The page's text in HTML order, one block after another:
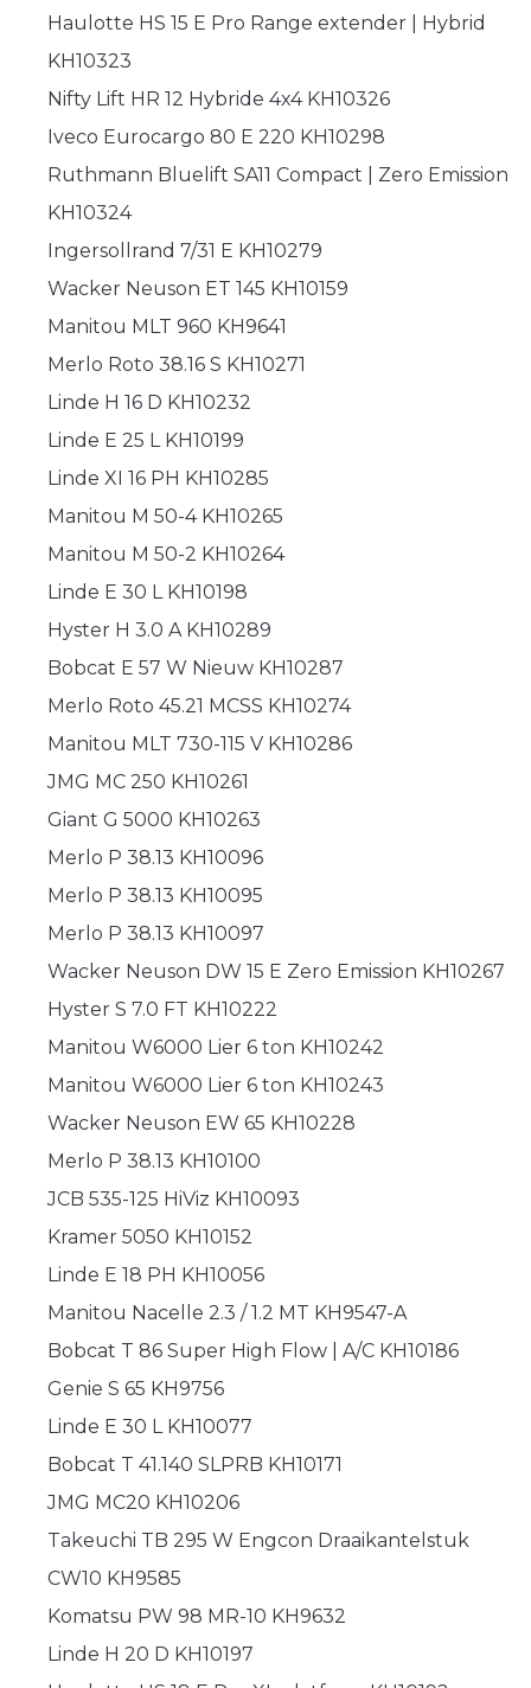
Haulotte HS 15 E Pro Range extender | Hybrid
KH10323
Nifty Lift HR 12 Hybride 4x4 KH10326
Iveco Eurocargo 80 E 220 KH10298
Ruthmann Bluelift SA11 Compact | Zero Emission
KH10324
Ingersollrand 7/31 E KH10279
Wacker Neuson ET 145 KH10159
Manitou MLT 960 KH9641
Merlo Roto 38.16 S KH10271
Linde H 16 D KH10232
Linde E 25 L KH10199
Linde XI 16 PH KH10285
Manitou M 50-4 KH10265
Manitou M 50-2 KH10264
Linde E 30 L KH10198
Hyster H 3.0 A KH10289
Bobcat E 57 W Nieuw KH10287
Merlo Roto 45.21 MCSS KH10274
Manitou MLT 730-115 V KH10286
JMG MC 250 KH10261
Giant G 5000 KH10263
Merlo P 38.13 KH10096
Merlo P 38.13 KH10095
Merlo P 38.13 KH10097
Wacker Neuson DW 15 E Zero Emission KH10267
Hyster S 7.0 FT KH10222
Manitou W6000 Lier 6 ton KH10242
Manitou W6000 Lier 6 ton KH10243
Wacker Neuson EW 65 KH10228
Merlo P 38.13 KH10100
JCB 535-125 HiViz KH10093
Kramer 5050 KH10152
Linde E 18 PH KH10056
Manitou Nacelle 2.3 / 1.2 MT KH9547-A
Bobcat T 86 Super High Flow | A/C KH10186
Genie S 65 KH9756
Linde E 30 L KH10077
Bobcat T 41.140 SLPRB KH10171
JMG MC20 KH10206
Takeuchi TB 295 W Engcon Draaikantelstuk
CW10 KH9585
Komatsu PW 98 MR-10 KH9632
Linde H 20 D KH10197